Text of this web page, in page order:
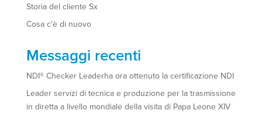
Storia del cliente Sx
Cosa c'è di nuovo
Messaggi recenti
NDI® Checker Leaderha ora ottenuto la certificazione NDI
Leader servizi di tecnica e produzione per la trasmissione
in diretta a livello mondiale della visita di Papa Leone XIV